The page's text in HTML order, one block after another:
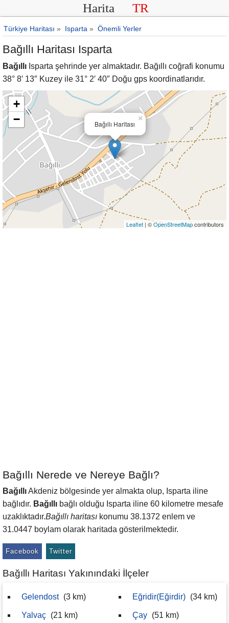
Harita TR
Türkiye Haritası » Isparta » Önemli Yerler
Bağıllı Haritası Isparta
Bağıllı Isparta şehrinde yer almaktadır. Bağıllı coğrafi konumu
38° 8′ 13″ Kuzey ile 31° 2′ 40″ Doğu gps koordinatlarıdır.
Bağıllı Haritası
×
+
−
Leaflet | ©OpenStreetMapcontributors
Bağıllı Nerede ve Nereye Bağlı?
BağıllıAkdeniz bölgesinde yer almakta olup, Isparta iline
bağlıdır. Bağıllı bağlı olduğu Isparta iline 60 kilometre mesafe
uzaklıktadır.Bağıllı haritası konumu 38.1372 enlem ve
31.0447 boylam olarak haritada gösterilmektedir.
Facebook Twitter
Bağıllı Haritası Yakınındaki İlçeler
Gelendost (3 km)
Yalvaç (21 km)
Eğridir(Eğirdir) (34 km)
Çay (51 km)